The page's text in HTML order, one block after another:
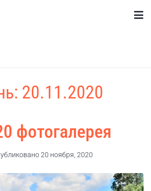
20.11.2020
фотогалерея
20 ноября, 2020